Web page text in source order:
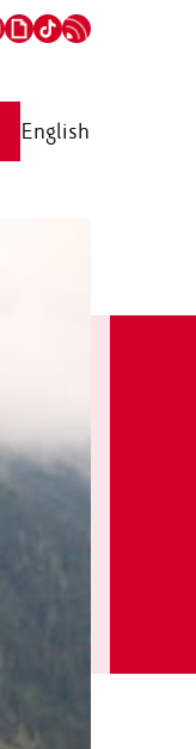
English